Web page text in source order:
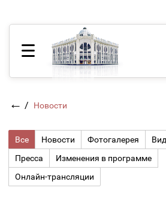
← / Новости
Все Новости Фотогалерея
Пресса
Изменения в программе
Онлайн-трансляции